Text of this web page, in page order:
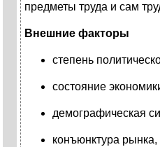
предметы труда и сам
Внешние факторы
степень
состояние
демографическая
конъюнктура